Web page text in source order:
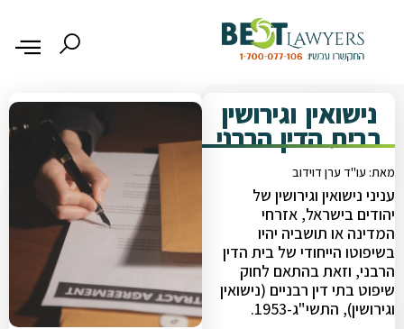
נישואין וגירושין
בבית הדין הרבני
מאת: עו"ד ערן דוידוב
עניני נישואין וגירושין של
יהודים בישראל, אזרחי
המדינה או תושביה יהיו
בשיפוטו הייחודי של בית הדין
הרבני, וזאת בהתאם לחוק
שיפוט בתי דין רבניים (נישואין
וגירושין), התשי"ג-1953.